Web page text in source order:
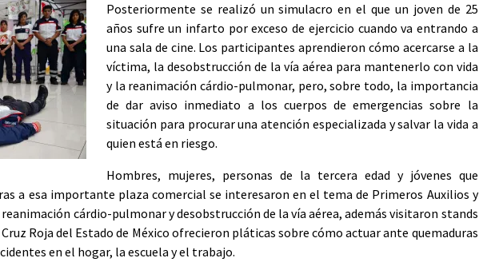
Posteriormente se realizó un simulacro en el que un joven de 25
años sufre un infarto por exceso de ejercicio cuando va entrando a
una sala de cine. Los participantes aprendieron cómo acercarse a la
víctima, la desobstrucción de la vía aérea para mantenerlo con vida
y la reanimación cárdio-pulmonar, pero, sobre todo, la importancia
de dar aviso inmediato a los cuerpos de emergencias sobre la
situación para procurar una atención especializada y salvar la vida a
quien está en riesgo.
Hombres, mujeres, personas de la tercera edad y jóvenes que
a esa importante plaza comercial se interesaron en el tema de Primeros Auxilios y
cárdio-pulmonar y desobstrucción de la vía aérea, además visitaron stands
Roja del Estado de México ofrecieron pláticas sobre cómo actuar ante quemaduras
en el hogar, la escuela y el trabajo.